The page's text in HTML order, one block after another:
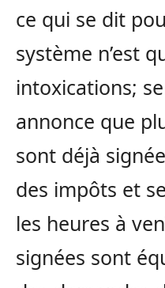
ce qui se dit
système n’est
intoxications;
annonce que
sont déjà
des impôts et
les heures à
signées sont